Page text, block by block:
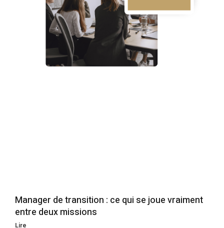
Manager de transition : ce qui se joue vraiment
entre deux missions
Lire